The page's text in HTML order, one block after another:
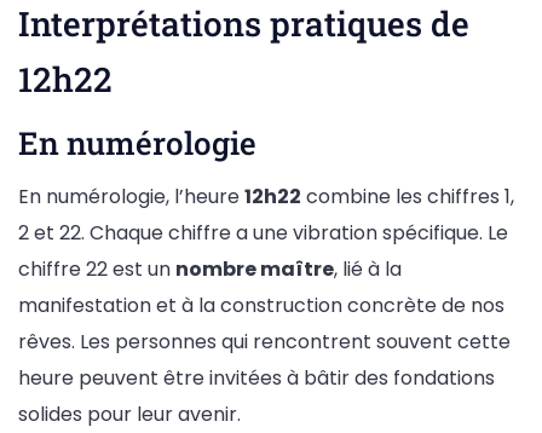
Interprétations pratiques de
12h22
En numérologie
En numérologie, l’heure12h22 combine les chiffres 1,
2 et 22. Chaque chiffre a une vibration spécifique. Le
chiffre 22 est un nombre maître, lié à la
manifestation et à la construction concrète de nos
rêves. Les personnes qui rencontrent souvent cette
heure peuvent être invitées à bâtir des fondations
solides pour leur avenir.